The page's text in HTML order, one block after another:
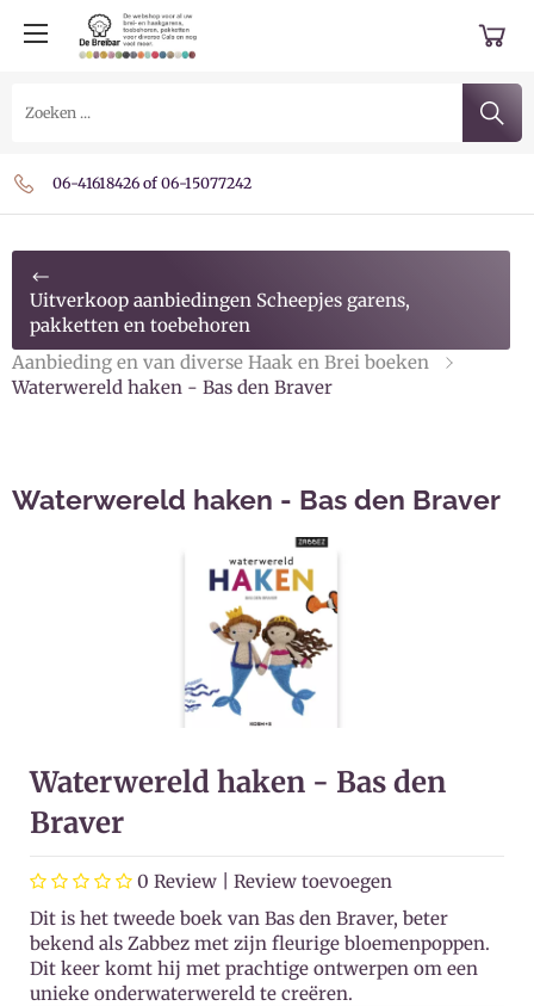
Verzending Nederland € 4,95 vanaf € 59,- gratis
Belgie € 7,95 vanaf € 59,- € 4,50 vanaf € 99,- gratis
06-41618426 of 06-15077242
Uitverkoop aanbiedingen Scheepjes garens,
pakketten en toebehoren
Aanbieding en van diverse Haak en Brei boeken
Waterwereld haken - Bas den Braver
Waterwereld haken - Bas den Braver
Waterwereld haken - Bas den
Braver
0 Review | Review toevoegen
Dit is het tweede boek van Bas den Braver, beter
bekend als Zabbez met zijn fleurige bloemenpoppen.
Dit keer komt hij met prachtige ontwerpen om een
unieke onderwaterwereld te creëren.